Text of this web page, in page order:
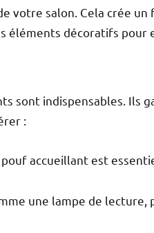
votre salon. Cela crée
décoratifs pour
sont indispensables. Ils
:
accueillant est
une lampe de